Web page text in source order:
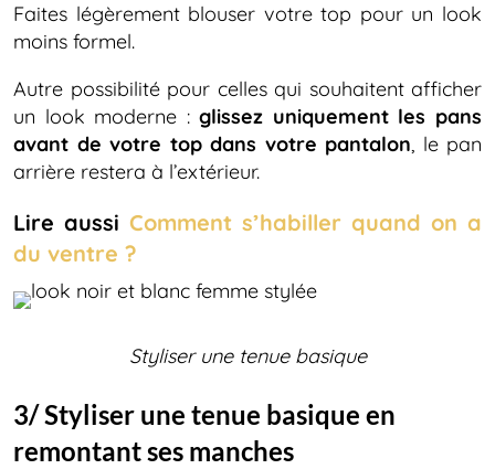
Faites légèrement blouser votre top pour un look
moins formel.
Autre possibilité pour celles qui souhaitent afficher
un look moderne :glissez uniquement les pans
avant de votre top dans votre pantalon, le pan
arrière restera à l’extérieur.
Lire aussi Comment s’habiller quand on a
du ventre ?
Styliser une tenue basique
3/ Styliser une tenue basique en
remontant ses manches